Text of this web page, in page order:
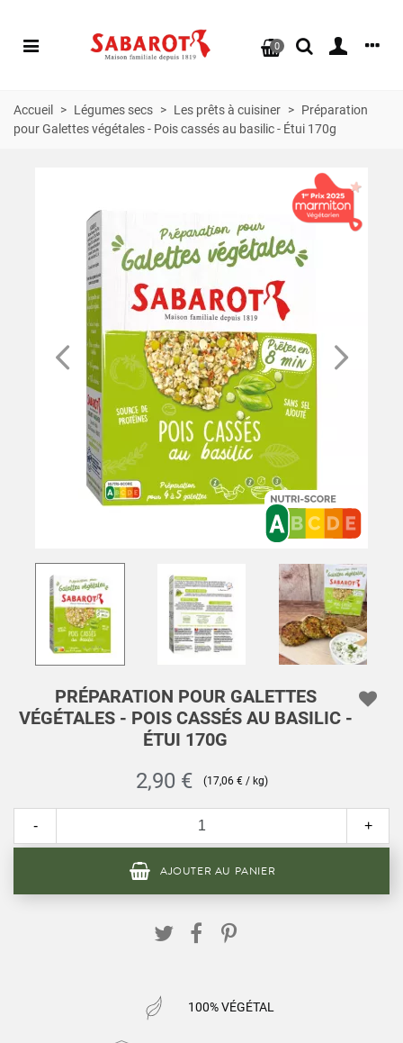
0
Accueil > Légumes secs > Les prêts à cuisiner > Préparation
pour Galettes végétales - Pois cassés au basilic - Étui 170g
PRÉPARATION POUR GALETTES
VÉGÉTALES - POIS CASSÉS AU BASILIC -
ÉTUI 170G
2,90 € (17,06 € / kg)
- +
AJOUTER AU PANIER
100% VÉGÉTAL